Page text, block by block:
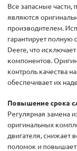
Все запасные части,
являются
производителем.
гарантирует полную
Deere, что
компонентов.
контроль качества
обеспечивает их
Повышение срока
Регулярная замена
оригинальных
двигателя, снижает
поломок и повышает